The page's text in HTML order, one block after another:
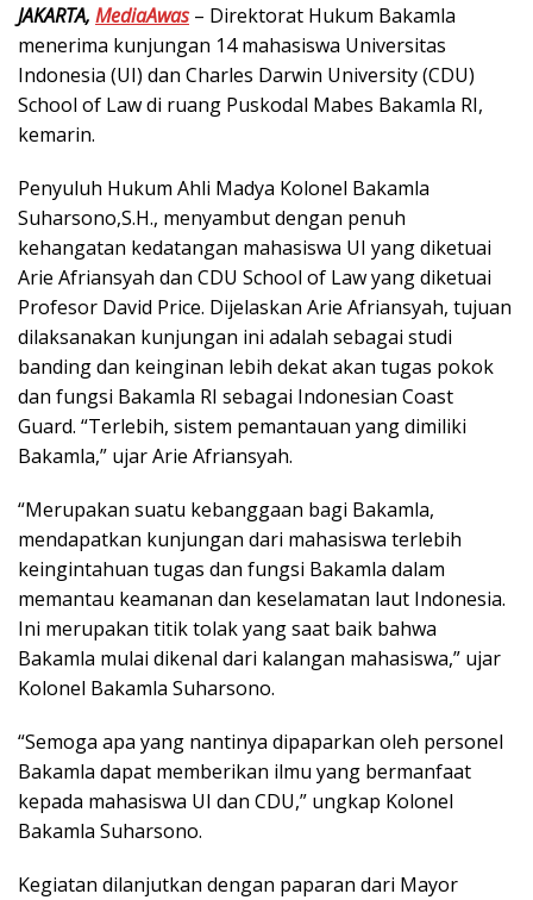
JAKARTA, MediaAwas – Direktorat Hukum Bakamla
menerima kunjungan 14 mahasiswa Universitas
Indonesia (UI) dan Charles Darwin University (CDU)
School of Law di ruang Puskodal Mabes Bakamla RI,
kemarin.
Penyuluh Hukum Ahli Madya Kolonel Bakamla
Suharsono,S.H., menyambut dengan penuh
kehangatan kedatangan mahasiswa UI yang diketuai
Arie Afriansyah dan CDU School of Law yang diketuai
Profesor David Price. Dijelaskan Arie Afriansyah, tujuan
dilaksanakan kunjungan ini adalah sebagai studi
banding dan keinginan lebih dekat akan tugas pokok
dan fungsi Bakamla RI sebagai Indonesian Coast
Guard. “Terlebih, sistem pemantauan yang dimiliki
Bakamla,” ujar Arie Afriansyah.
“Merupakan suatu kebanggaan bagi Bakamla,
mendapatkan kunjungan dari mahasiswa terlebih
keingintahuan tugas dan fungsi Bakamla dalam
memantau keamanan dan keselamatan laut Indonesia.
Ini merupakan titik tolak yang saat baik bahwa
Bakamla mulai dikenal dari kalangan mahasiswa,” ujar
Kolonel Bakamla Suharsono.
“Semoga apa yang nantinya dipaparkan oleh personel
Bakamla dapat memberikan ilmu yang bermanfaat
kepada mahasiswa UI dan CDU,” ungkap Kolonel
Bakamla Suharsono.
Kegiatan dilanjutkan dengan paparan dari Mayor